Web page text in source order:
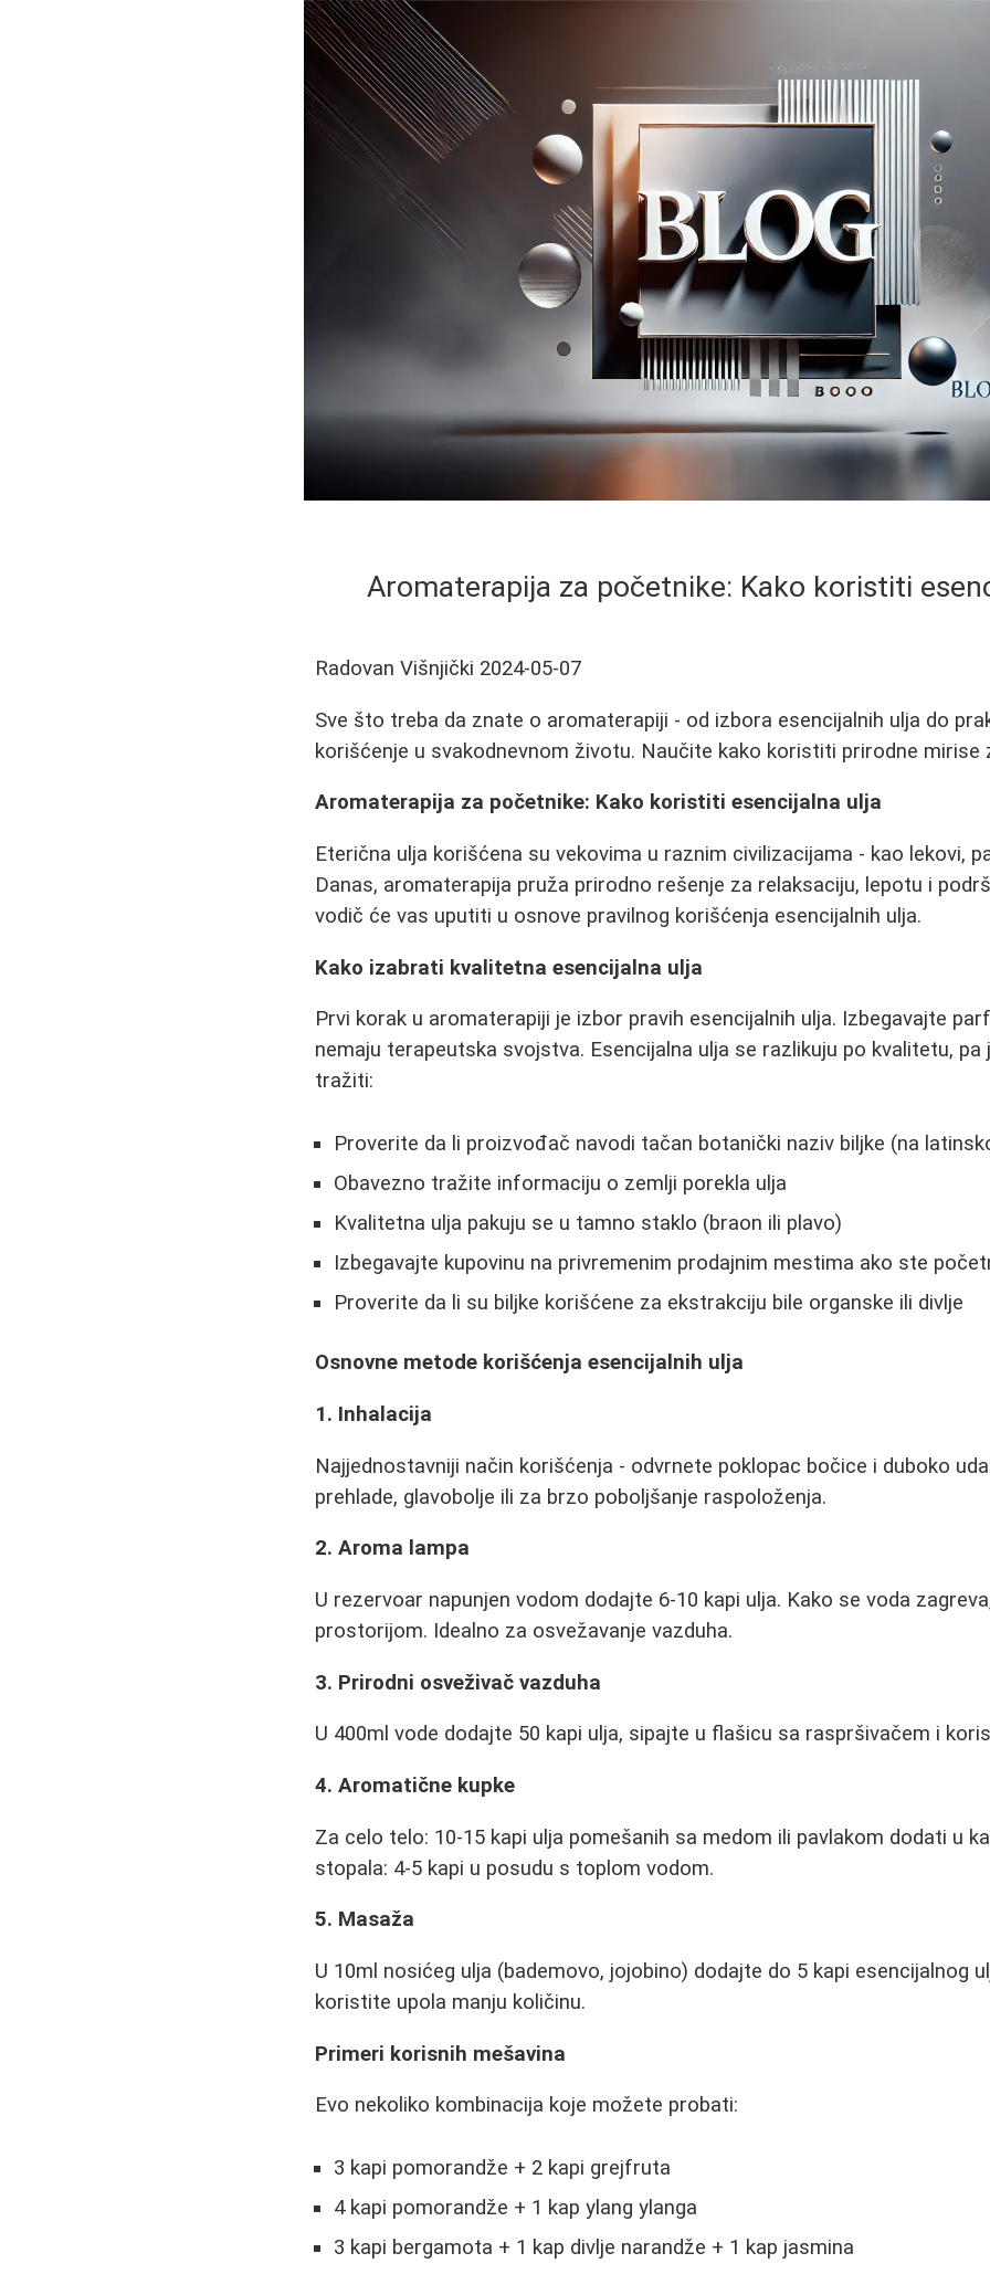
Aromaterapija za početnike: Kako koristiti
Radovan Višnjički 2024-05-07
Sve što treba da znate o aromaterapiji - od izbora esencijalnih ulja do
korišćenje u svakodnevnom životu. Naučite kako koristiti prirodne mirise
Aromaterapija za početnike: Kako koristiti esencijalna ulja
Eterična ulja korišćena su vekovima u raznim civilizacijama - kao lekovi,
Danas, aromaterapija pruža prirodno rešenje za relaksaciju, lepotu i
vodič će vas uputiti u osnove pravilnog korišćenja esencijalnih ulja.
Kako izabrati kvalitetna esencijalna ulja
Prvi korak u aromaterapiji je izbor pravih esencijalnih ulja. Izbegavajte
nemaju terapeutska svojstva. Esencijalna ulja se razlikuju po kvalitetu,
tražiti:
Proverite da li proizvođač navodi tačan botanički naziv biljke (na
Obavezno tražite informaciju o zemlji porekla ulja
Kvalitetna ulja pakuju se u tamno staklo (braon ili plavo)
Izbegavajte kupovinu na privremenim prodajnim mestima ako ste
Proverite da li su biljke korišćene za ekstrakciju bile organske ili divlje
Osnovne metode korišćenja esencijalnih ulja
1. Inhalacija
Najjednostavniji način korišćenja - odvrnete poklopac bočice i duboko
prehlade, glavobolje ili za brzo poboljšanje raspoloženja.
2. Aroma lampa
U rezervoar napunjen vodom dodajte 6-10 kapi ulja. Kako se voda
prostorijom. Idealno za osvežavanje vazduha.
3. Prirodni osveživač vazduha
U 400ml vode dodajte 50 kapi ulja, sipajte u flašicu sa raspršivačem i
4. Aromatične kupke
Za celo telo: 10-15 kapi ulja pomešanih sa medom ili pavlakom dodati u
stopala: 4-5 kapi u posudu s toplom vodom.
5. Masaža
U 10ml nosićeg ulja (bademovo, jojobino) dodajte do 5 kapi esencijalnog
koristite upola manju količinu.
Primeri korisnih mešavina
Evo nekoliko kombinacija koje možete probati:
3 kapi pomorandže + 2 kapi grejfruta
4 kapi pomorandže + 1 kap ylang ylanga
3 kapi bergamota + 1 kap divlje narandže + 1 kap jasmina